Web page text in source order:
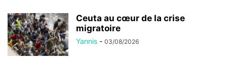
Ceuta au cœur de la crise
migratoire
Yannis - 03/08/2026